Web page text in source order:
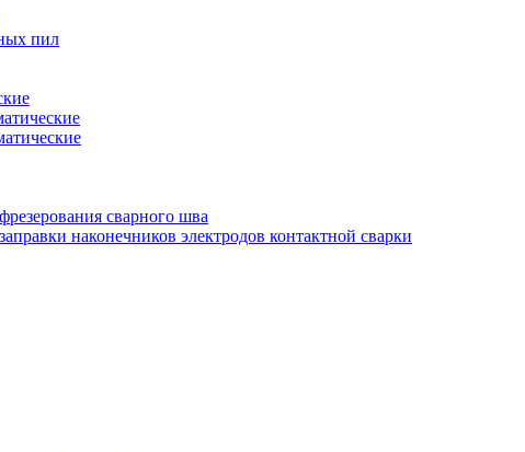
пил
сварного шва
наконечников электродов контактной сварки